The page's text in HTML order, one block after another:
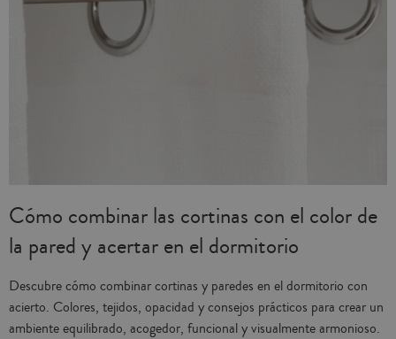
Cómo combinar las cortinas con el color de
la pared y acertar en el dormitorio
Descubre cómo combinar cortinas y paredes en el dormitorio con
acierto. Colores, tejidos, opacidad y consejos prácticos para crear un
ambiente equilibrado, acogedor, funcional y visualmente armonioso.